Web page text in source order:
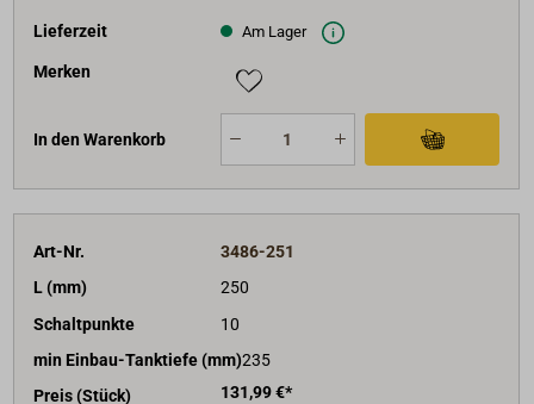
Lieferzeit Am Lager
Merken
In den Warenkorb
Art-Nr.
3486-251
L (mm)
250
Schaltpunkte
10
min Einbau-Tanktiefe (mm)235
Preis (Stück)
131,99 €*